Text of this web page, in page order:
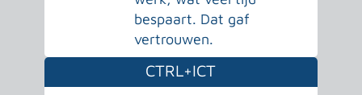
bespaart. Dat gaf
vertrouwen.
CTRL+ICT